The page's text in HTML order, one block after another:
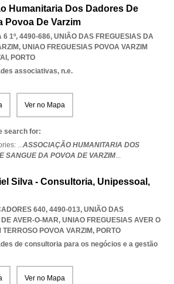
Humanitaria Dos Dadores De
Povoa De Varzim
6 1º, 4490-686, UNIÃO DAS FREGUESIAS DA
, UNIAO FREGUESIAS POVOA VARZIM
, PORTO
associativas, n.e.
Ver no Mapa
search for:
...ASSOCIAÇÃO HUMANITARIA DOS
SANGUE DA POVOA DE VARZIM...
Silva - Consultoria, Unipessoal,
640, 4490-013, UNIÃO DAS
AVER-O-MAR, UNIAO FREGUESIAS AVER O
TERROSO POVOA VARZIM, PORTO
de consultoria para os negócios e a gestão
Ver no Mapa